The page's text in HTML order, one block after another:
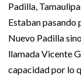
Padilla,
Estaban pasando
Nuevo Padilla
llamada Vicente
capacidad por lo